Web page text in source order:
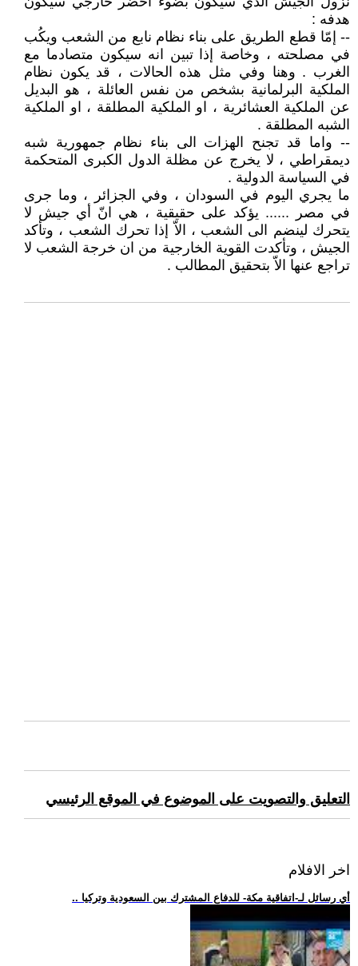
هدفه :
-- إمّا قطع الطريق على بناء نظام نابع من الشعب ويكُب
في مصلحته ، وخاصة إذا تبين انه سيكون متصادما مع
الغرب . وهنا وفي مثل هذه الحالات ، قد يكون نظام
الملكية البرلمانية بشخص من نفس العائلة ، هو البديل
عن الملكية العشائرية ، او الملكية المطلقة ، او الملكية
الشبه المطلقة .
-- واما قد تجنح الهزات الى بناء نظام جمهورية شبه
ديمقراطي ، لا يخرج عن مظلة الدول الكبرى المتحكمة
في السياسة الدولية .
ما يجري اليوم في السودان ، وفي الجزائر ، وما جرى
في مصر ...... يؤكد على حقيقية ، هي انّ أي جيش لا
يتحرك لينضم الى الشعب ، الاّ إذا تحرك الشعب ، وتأكد
الجيش ، وتأكدت القوية الخارجية من ان خرجة الشعب لا
تراجع عنها الاّ بتحقيق المطالب .
التعليق والتصويت على الموضوع في الموقع الرئيسي
اخر الافلام
.. أي رسائل لـ-اتفاقية مكة- للدفاع المشترك بين السعودية وتركيا